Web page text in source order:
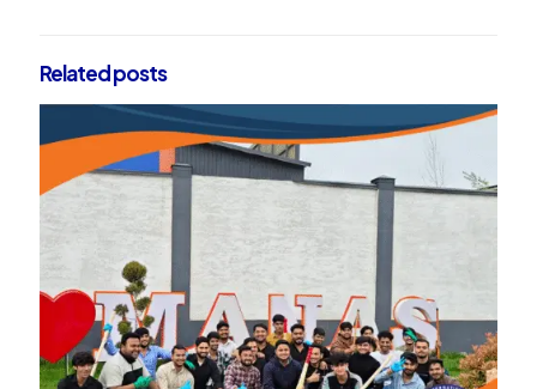
Related posts